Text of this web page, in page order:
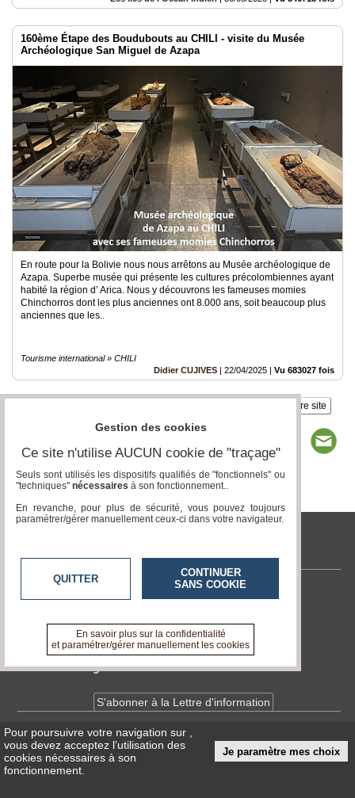
160ème Étape des Boudubouts au CHILI - visite du Musée
Archéologique San Miguel de Azapa
En route pour la Bolivie nous nous arrêtons au Musée archéologique de
Azapa. Superbe musée qui présente les cultures précolombiennes ayant
habité la région d’ Arica. Nous y découvrons les fameuses momies
Chinchorros dont les plus anciennes ont 8.000 ans, soit beaucoup plus
anciennes que les..
Tourisme international » CHILI
Didier CUJIVES | 22/04/2025 | Vu 683027 fois
Insérez sur votre site
tvlocale.fr
Contactez-nous
A propos de tvlocale.fr
Devenir délégué
S'abonner à la Lettre d'information
InfosCNIL/RGPD
Conditions Générales d'Utilisation
Pour poursuivre votre navigation sur
vous devez acceptez l’utilisation des
cookies nécessaires à son
fonctionnement.
Je paramètre mes choix
Gestion des cookies
Ce site n'utilise AUCUN cookie de "traçage"
Seuls sont utilisés les dispositifs qualifiés de "fonctionnels" ou
"techniques" nécessaires à son fonctionnement..
En revanche, pour plus de sécurité, vous pouvez toujours
paramétrer/gérer manuellement ceux-ci dans votre navigateur.
QUITTER
CONTINUER
SANS COOKIE
En savoir plus sur la confidentialité
et paramétrer/gérer manuellement les cookies